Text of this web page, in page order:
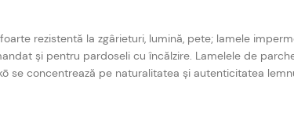
rezistentă la zgârieturi, lumină, pete; lamele
și pentru pardoseli cu încălzire. Lamelele de
se concentrează pe naturalitatea și autenticitatea